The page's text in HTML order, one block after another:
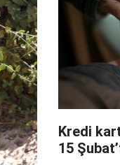
Kredi
15